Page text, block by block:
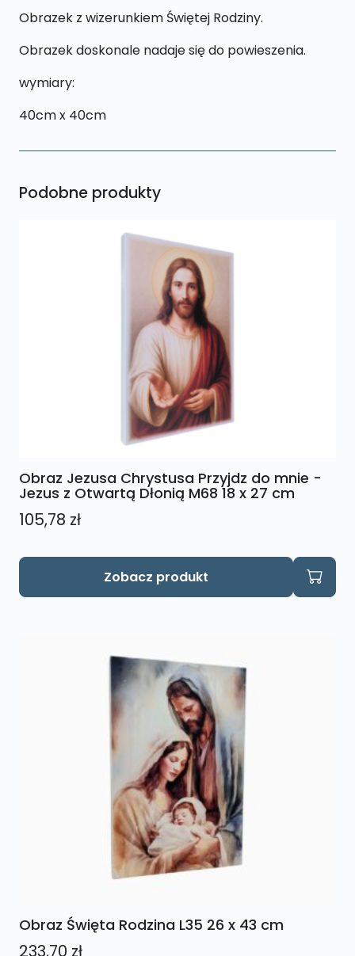
L
Obrazek z wizerunkiem Świętej Rodziny.
Obrazek doskonale nadaje się do powieszenia.
wymiary:
40cm x 40cm
Podobne produkty
Obraz Jezusa Chrystusa Przyjdz do mnie -
Jezus z Otwartą Dłonią M68 18 x 27 cm
105,78 zł
Zobacz produkt
Obraz Święta Rodzina L35 26 x 43 cm
233,70 zł